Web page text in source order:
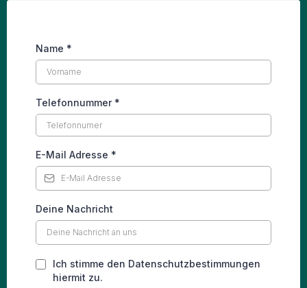
Name *
Telefonnummer *
E-Mail Adresse *
Deine Nachricht
Ich stimme den Datenschutzbestimmungen
hiermit zu.